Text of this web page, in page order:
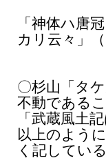
「神体ハ唐
カリ云々」
〇杉山「タ
不動である
「武蔵風土
以上のよう
く記してい